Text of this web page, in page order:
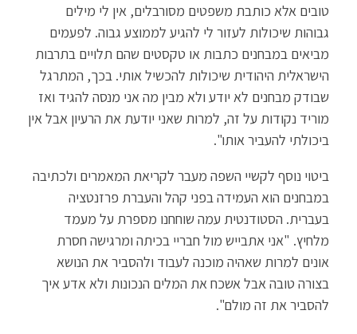
טובים אלא כותבת משפטים מסורבלים, אין לי מילים
גבוהות שיכולות לעזור לי להגיע לממוצע גבוה. לפעמים
מביאים במבחנים כתבות או טקסטים שהם תלויים בתרבות
הישראלית היהודית שיכולות להכשיל אותי. בכך, המתרגל
שבודק מבחנים לא יודע ולא מבין מה אני מנסה להגיד ואז
מוריד נקודות על זה, למרות שאני יודעת את הרעיון אבל אין
ביכולתי להעביר אותו".
ביטוי נוסף לקשיי השפה מעבר לקריאת המאמרים ולכתיבה
במבחנים הוא העמידה בפני קהל והעברת פרזנטציה
בעברית. הסטודנטית עמה שוחחנו מספרת על מעמד
מלחיץ. "אני אתבייש מול חבריי בכיתה ומרגישה חסרת
אונים למרות שאהיה מוכנה לעבוד ולהסביר את הנושא
בצורה טובה אבל אשכח את המלים הנכונות ולא אדע איך
להסביר את זה מולם".